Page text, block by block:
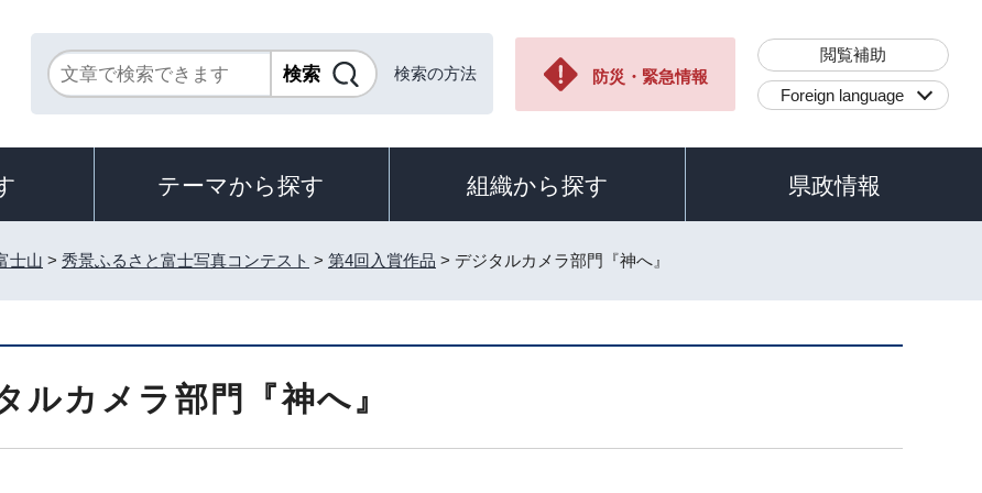
検索の方法 防災・緊急情報
閲覧補助
Foreign language
テーマから探す 組織から探す 県政情報
士山 > 秀景ふるさと富士写真コンテスト > 第4回入賞作品 > デジタルカメラ部門『神へ』
ルカメラ部門『神へ』